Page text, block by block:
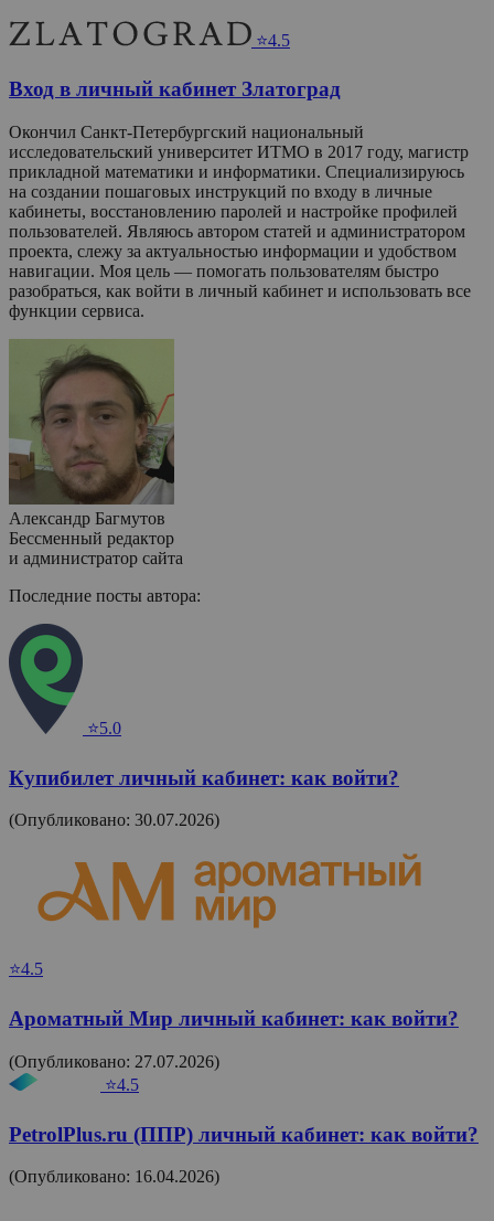
⭐4.5
Вход в личный кабинет Златоград
Окончил Санкт-Петербургский национальный
исследовательский университет ИТМО в 2017 году, магистр
прикладной математики и информатики. Специализируюсь
на создании пошаговых инструкций по входу в личные
кабинеты, восстановлению паролей и настройке профилей
пользователей. Являюсь автором статей и администратором
проекта, слежу за актуальностью информации и удобством
навигации. Моя цель — помогать пользователям быстро
разобраться, как войти в личный кабинет и использовать все
функции сервиса.
Александр Багмутов
Бессменный редактор
и администратор сайта
Последние посты автора:
⭐5.0
Купибилет личный кабинет: как войти?
(Опубликовано: 30.07.2026)
⭐4.5
Ароматный Мир личный кабинет: как войти?
(Опубликовано: 27.07.2026)
⭐4.5
PetrolPlus.ru (ППР) личный кабинет: как войти?
(Опубликовано: 16.04.2026)